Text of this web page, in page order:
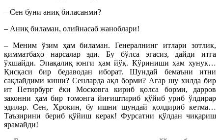
– Сен буни аниқ биласанми?
– Аниқ биламан, олийнасаб жаноблари!
– Меним ўзим ҳам биламан. Генералнинг итлари зотлик,
қимматбаҳо нарсалар эди. Бу бўлса эгасиз, дайди итга
ўхшайди. Эпақалиқ юнги ҳам йўқ. Кўриниши ҳам хунук…
Қисқаси бир бедаводан иборат. Шундай бемаъни итни
сақлайдими киши? Сенларда ақл борми? Агар шу хилда бир
ит Петирбург ёки Московга кириб қолса борми, дарров
законни ҳам бир томонга йиғиштириб қўйиб уриб ўлдирар
эдилар. Сен, Хрокин, бу ишни шундай қолдириб кетма…
Таъзирини бериб қўйиш керак! Фурсатни қўлдан чиқариш
ярамайди!